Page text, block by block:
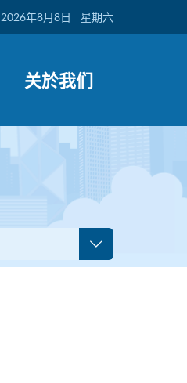
2026年8月8日 星期六
关於我们